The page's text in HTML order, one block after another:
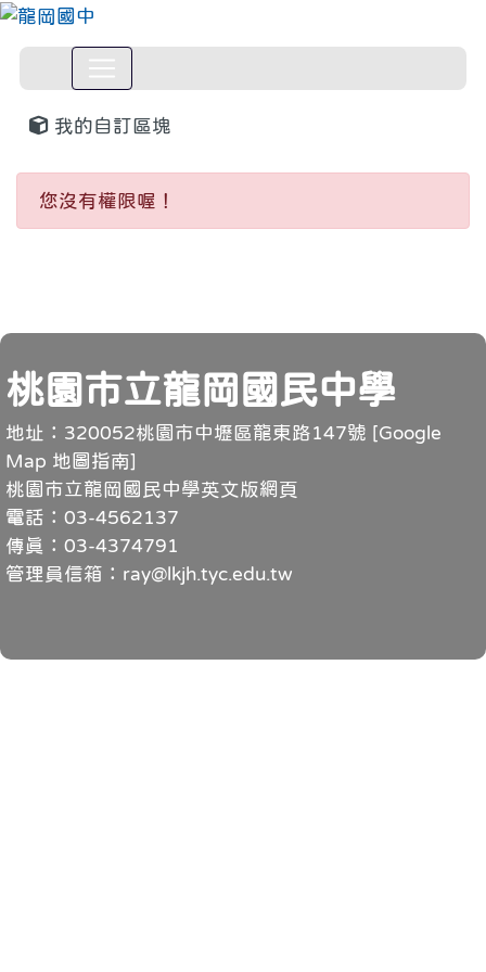
我的自訂區塊
您沒有權限喔！
頁尾
桃園市立龍岡國民中學
地址：320052桃園市中壢區龍東路147號 [Google
Map 地圖指南]
桃園市立龍岡國民中學英文版網頁
電話：03-4562137
傳真：03-4374791
管理員信箱：ray@lkjh.tyc.edu.tw